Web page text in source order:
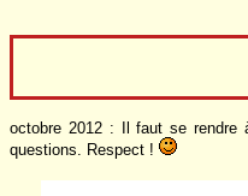
octobre 2012 : Il faut se rendre
questions. Respect !